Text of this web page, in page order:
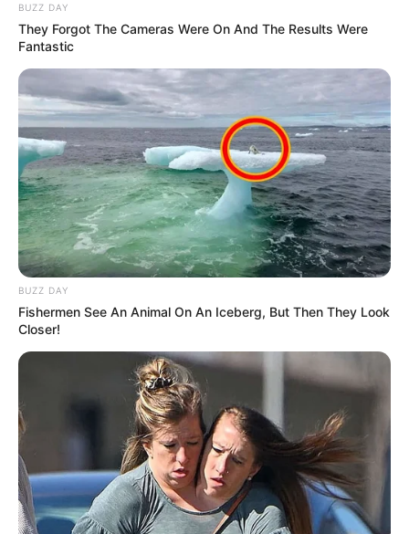
10 Desain Kanopi Tempat
Kamar Raja
Tampil Lebih Modern, 7 Potret
Hasil Renovasi Rumah Berusia
90 Tahun
BUZZ DAY
They Forgot The Cameras Were On And The Results Were
Fantastic
BUZZ DAY
Fishermen See An Animal On An Iceberg, But Then They Look
Closer!